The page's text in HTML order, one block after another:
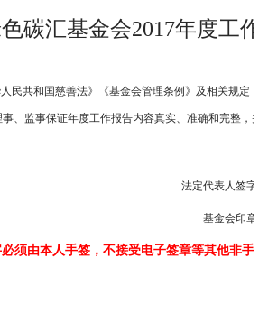
碳汇基金会2017年度工
民共和国慈善法》《基金会管理条例》及相关规定
、监事保证年度工作报告内容真实、准确和完整，
法定代表人签
基金会印
须由本人手签，不接受电子签章等其他非手